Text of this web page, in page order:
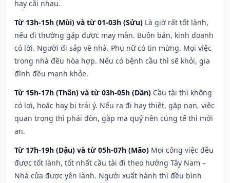
hay cãi nhau.
Từ 13h-15h (Mùi) và từ 01-03h (Sửu) Là giờ rất tốt lành,
nếu đi thường gặp được may mắn. Buôn bán, kinh doanh
có lời. Người đi sắp về nhà. Phụ nữ có tin mừng. Mọi việc
trong nhà đều hòa hợp. Nếu có bệnh cầu thì sẽ khỏi, gia
đình đều mạnh khỏe.
Từ 15h-17h (Thân) và từ 03h-05h (Dần) Cầu tài thì không
có lợi, hoặc hay bị trái ý. Nếu ra đi hay thiệt, gặp nạn, việc
quan trọng thì phải đòn, gặp ma quỷ nên cúng tế thì mới
an.
Từ 17h-19h (Dậu) và từ 05h-07h (Mão) Mọi công việc đều
được tốt lành, tốt nhất cầu tài đi theo hướng Tây Nam –
Nhà cửa được yên lành. Người xuất hành thì đều bình